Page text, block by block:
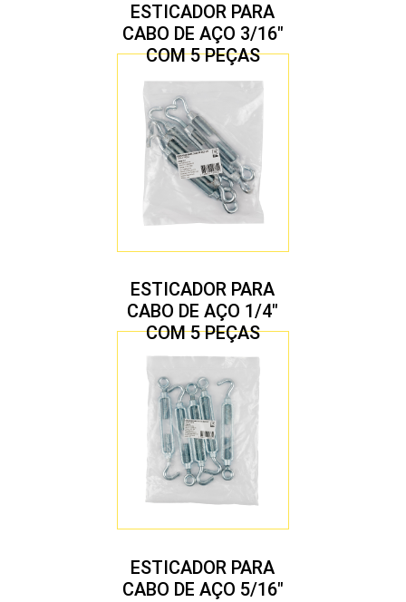
ESTICADOR PARA
CABO DE AÇO 3/16″
COM 5 PEÇAS
ESTICADOR PARA
CABO DE AÇO 1/4″
COM 5 PEÇAS
ESTICADOR PARA
CABO DE AÇO 5/16″